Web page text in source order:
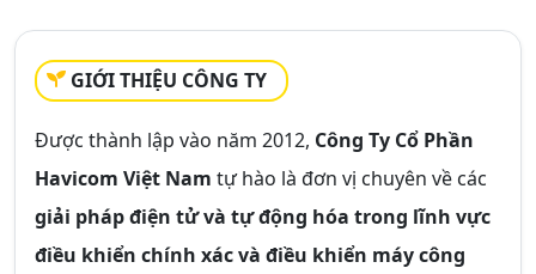
GIỚI THIỆU CÔNG TY
Được thành lập vào năm 2012, Công Ty Cổ Phần
Havicom Việt Nam tự hào là đơn vị chuyên về các
giải pháp điện tử và tự động hóa trong lĩnh vực
điều khiển chính xác và điều khiển máy công